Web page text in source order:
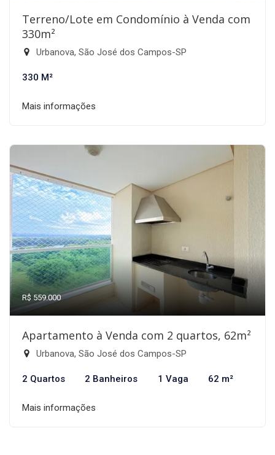
Terreno/Lote em Condomínio à Venda com
330m²
Urbanova, São José dos Campos-SP
330 M²
Mais informações
R$ 559.000
Apartamento à Venda com 2 quartos, 62m²
Urbanova, São José dos Campos-SP
2 Quartos 2 Banheiros 1 Vaga 62 m²
Mais informações